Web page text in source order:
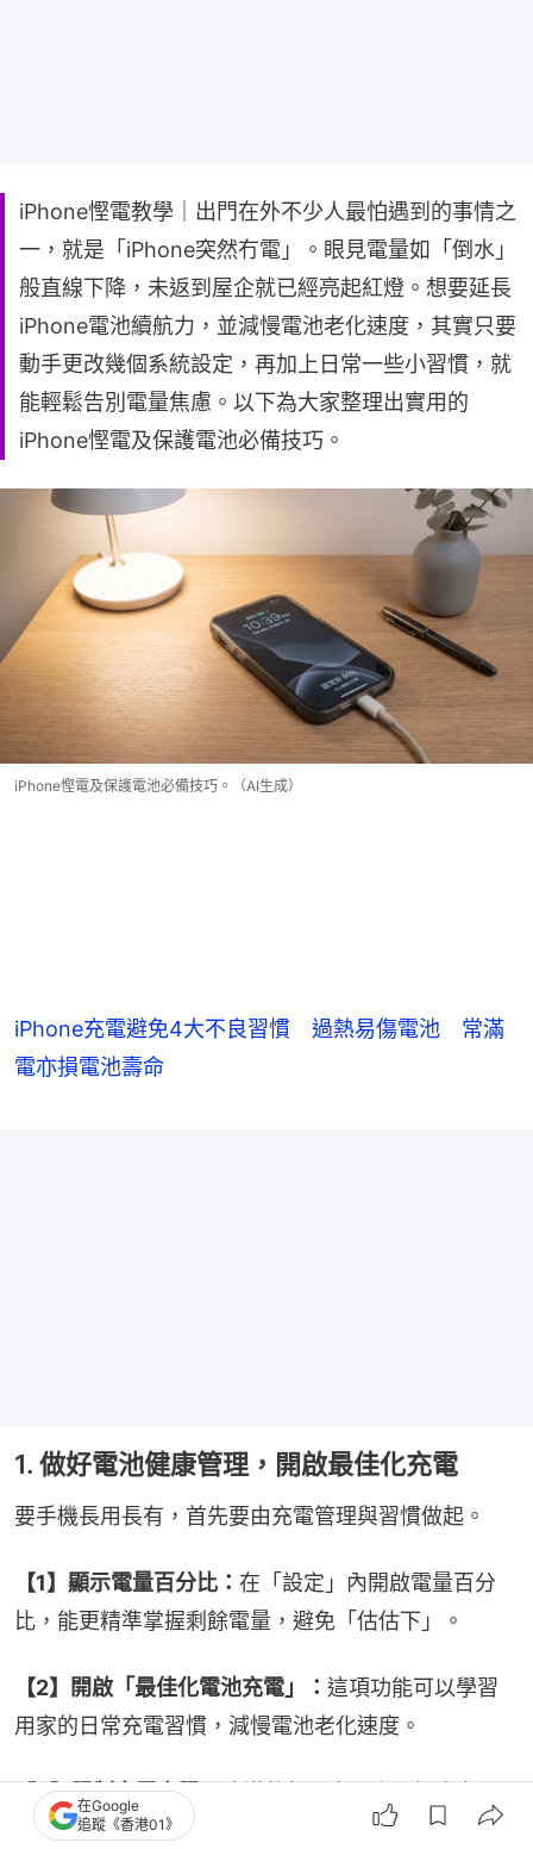
iPhone慳電教學｜出門在外不少人最怕遇到的事情之
一，就是「iPhone突然冇電」。眼見電量如「倒水」
般直線下降，未返到屋企就已經亮起紅燈。想要延長
iPhone電池續航力，並減慢電池老化速度，其實只要
動手更改幾個系統設定，再加上日常一些小習慣，就
能輕鬆告別電量焦慮。以下為大家整理出實用的
iPhone慳電及保護電池必備技巧。
iPhone慳電及保護電池必備技巧。（AI生成）
iPhone充電避免4大不良習慣 過熱易傷電池 常滿
電亦損電池壽命
1. 做好電池健康管理，開啟最佳化充電
要手機長用長有，首先要由充電管理與習慣做起。
【1】顯示電量百分比： 在「設定」內開啟電量百分
比，能更精準掌握剩餘電量，避免「估估下」。
【2】開啟「最佳化電池充電」： 這項功能可以學習
用家的日常充電習慣，減慢電池老化速度。
【3】限制充電上限：
80%至95%之間，這樣可以避免手機長期處於飽和狀
在Google
追蹤《香港01》